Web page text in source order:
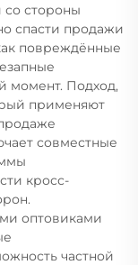
стороны
спасти продажи
повреждённые
момент. Подход,
применяют
совместные
кросс-
оптовиками
частной